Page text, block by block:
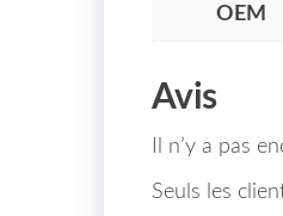
OEM
Avis
Il n’y a pas
Seuls les